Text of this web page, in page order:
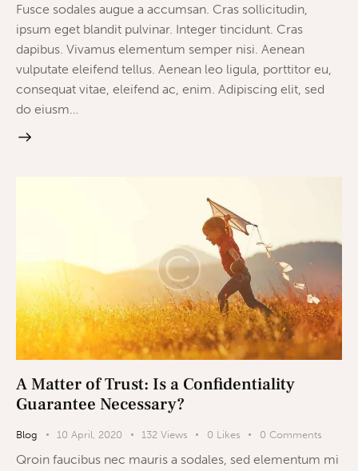
Fusce sodales augue a accumsan. Cras sollicitudin,
ipsum eget blandit pulvinar. Integer tincidunt. Cras
dapibus. Vivamus elementum semper nisi. Aenean
vulputate eleifend tellus. Aenean leo ligula, porttitor eu,
consequat vitae, eleifend ac, enim. Adipiscing elit, sed
do eiusm…
A Matter of Trust: Is a Confidentiality
Guarantee Necessary?
Blog 10 April, 2020 132 Views 0 Likes 0 Comments
Qroin faucibus nec mauris a sodales, sed elementum mi